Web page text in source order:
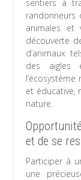
sentiers à
randonneurs
animales et
découverte
d’animaux
des aigles
et éducative,
nature.
et de se
Participer à
une